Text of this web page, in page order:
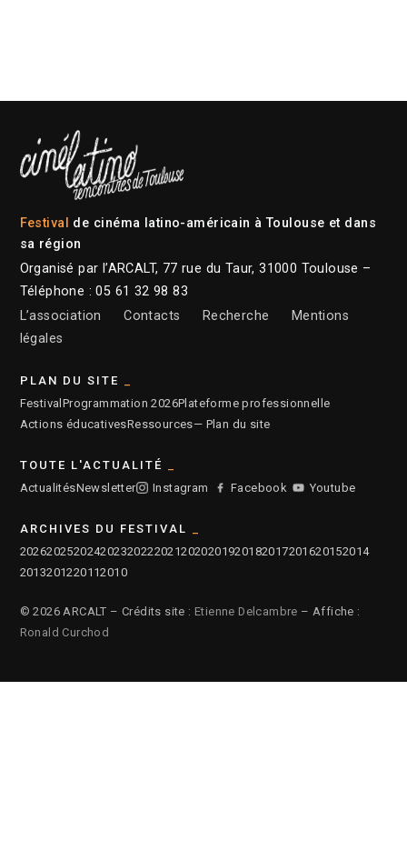
Festival de cinéma latino-américain à Toulouse et dans
sa région
Organisé par l’ARCALT, 77 rue du Taur, 31000 Toulouse –
Téléphone : 05 61 32 98 83
L’association
Contacts Recherche
Mentions
légales
PLAN DU SITE
Festival Programmation 2026Plateforme professionnelle
Actions éducativesRessources— Plan du site
TOUTE L'ACTUALITÉ
ActualitésNewsletter Instagram Facebook Youtube
ARCHIVES DU FESTIVAL
2026202520242023202220212020201920182017201620152014
2013201220112010
© 2026 ARCALT – Crédits site : Etienne Delcambre – Affiche :
Ronald Curchod